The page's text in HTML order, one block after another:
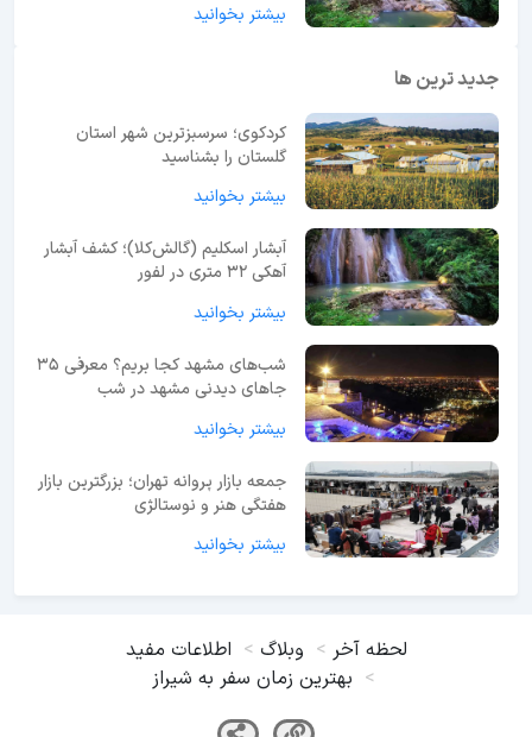
بیشتر بخوانید
جدید ترین ها
کردکوی؛ سرسبزترین شهر استان
گلستان را بشناسید
بیشتر بخوانید
آبشار اسکلیم (گالش‌کلا)؛ کشف آبشار
آهکی ۳۲ متری در لفور
بیشتر بخوانید
شب‌های مشهد کجا بریم؟ معرفی 35
جاهای دیدنی مشهد در شب
بیشتر بخوانید
جمعه بازار پروانه تهران؛ بزرگترین بازار
هفتگی هنر و نوستالژی
بیشتر بخوانید
لحظه آخر وبلاگ
اطلاعات مفید
بهترین زمان سفر به شیراز